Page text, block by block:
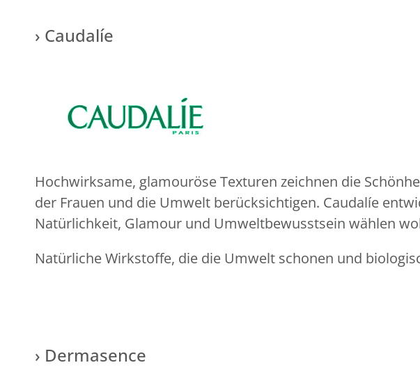
› Caudalíe
Hochwirksame, glamouröse Texturen zeichnen die
der Frauen und die Umwelt berücksichtigen. Caudalíe
Natürlichkeit, Glamour und Umweltbewusstsein wählen
Natürliche Wirkstoffe, die die Umwelt schonen und
› Dermasence